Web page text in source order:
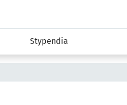
Kultura
Stypendia